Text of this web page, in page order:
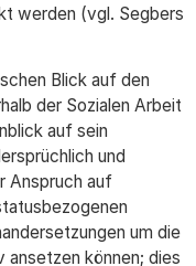
werden (vgl. Segbers
Blick auf den
der Sozialen Arbeit
auf sein
und
Anspruch auf
um die
können; dies